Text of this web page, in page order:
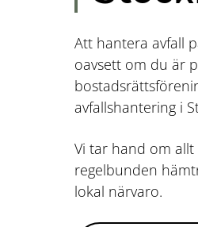
Att hantera avfall
oavsett om du är
avfallshantering i
Vi tar hand om
regelbunden
lokal närvaro.